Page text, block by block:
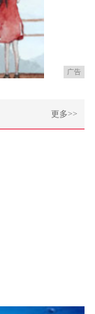
广告
更多>>